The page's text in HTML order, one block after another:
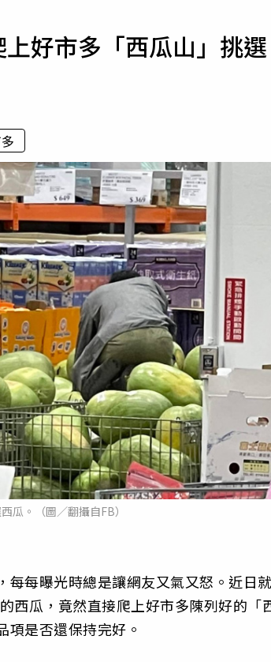
運勢
好市多「西瓜山」挑選
瓜。（圖／翻攝自FB）
每每曝光時總是讓網友又氣又怒。近日
西瓜，竟然直接爬上好市多陳列好的「
項是否還保持完好。